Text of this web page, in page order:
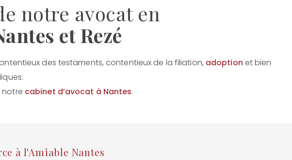
notre avocat en
et Rezé
des testaments, contentieux de la filiation, adoption et bien
notre cabinet d’avocat à Nantes.
à l'Amiable Nantes